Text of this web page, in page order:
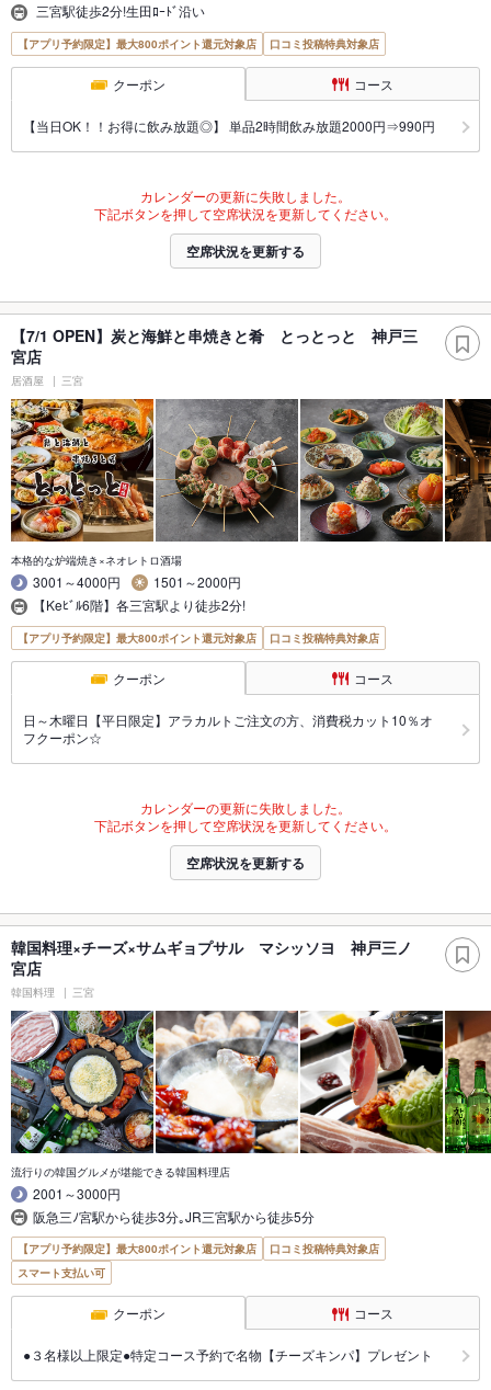
三宮駅徒歩2分!生田ﾛｰﾄﾞ沿い
【アプリ予約限定】最大800ポイント還元対象店 口コミ投稿特典対象店
クーポン コース
【当日OK！！お得に飲み放題◎】 単品2時間飲み放題2000円⇒990円
カレンダーの更新に失敗しました。
下記ボタンを押して空席状況を更新してください。
空席状況を更新する
【7/1 OPEN】炭と海鮮と串焼きと肴 とっとっと 神戸三
宮店
居酒屋 三宮
本格的な炉端焼き×ネオレトロ酒場
3001～4000円
1501～2000円
【Keﾋﾞﾙ6階】各三宮駅より徒歩2分!
【アプリ予約限定】最大800ポイント還元対象店 口コミ投稿特典対象店
クーポン コース
日～木曜日【平日限定】アラカルトご注文の方、消費税カット10％オ
フクーポン☆
カレンダーの更新に失敗しました。
下記ボタンを押して空席状況を更新してください。
空席状況を更新する
韓国料理×チーズ×サムギョプサル マシッソヨ 神戸三ノ
宮店
韓国料理 三宮
流行りの韓国グルメが堪能できる韓国料理店
2001～3000円
阪急三ﾉ宮駅から徒歩3分｡JR三宮駅から徒歩5分
【アプリ予約限定】最大800ポイント還元対象店
口コミ投稿特典対象店
スマート支払い可
クーポン コース
●３名様以上限定●特定コース予約で名物【チーズキンパ】プレゼント